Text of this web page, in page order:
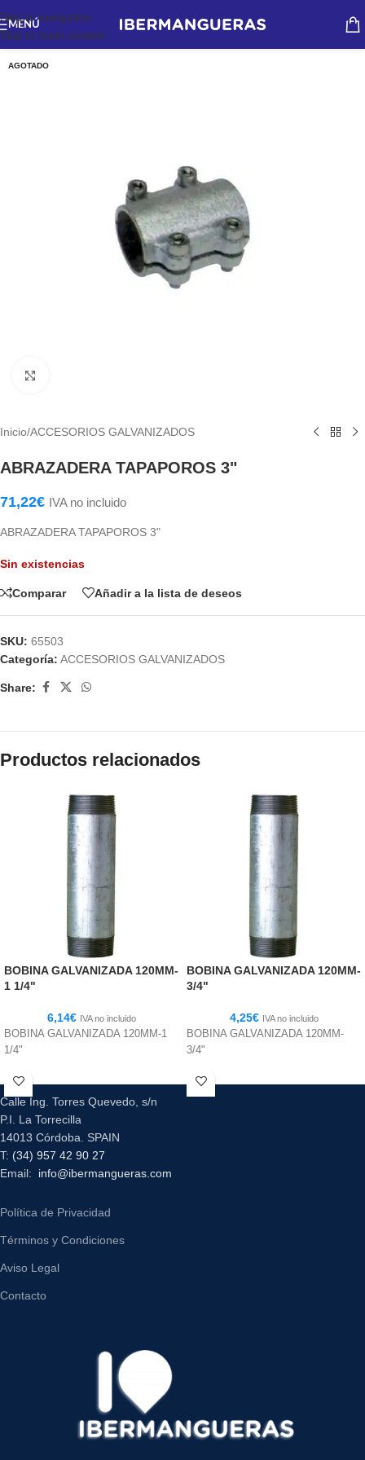
Skip to navigation
Skip to main content
MENÚ
AGOTADO
Inicio/ACCESORIOS GALVANIZADOS
ABRAZADERA TAPAPOROS 3"
71,22€ IVA no incluido
ABRAZADERA TAPAPOROS 3"
Sin existencias
Comparar Añadir a la lista de deseos
SKU: 65503
Categoría: ACCESORIOS GALVANIZADOS
Share:
Productos relacionados
BOBINA GALVANIZADA 120MM-
1 1/4"
6,14€ IVA no incluido
BOBINA GALVANIZADA 120MM-1
1/4"
BOBINA GALVANIZADA 120MM-
3/4"
4,25€ IVA no incluido
BOBINA GALVANIZADA 120MM-
3/4"
Calle Ing. Torres Quevedo, s/n
P.I. La Torrecilla
14013 Córdoba. SPAIN
T: (34) 957 42 90 27
Email: info@ibermangueras.com
Política de Privacidad
Términos y Condiciones
Aviso Legal
Contacto